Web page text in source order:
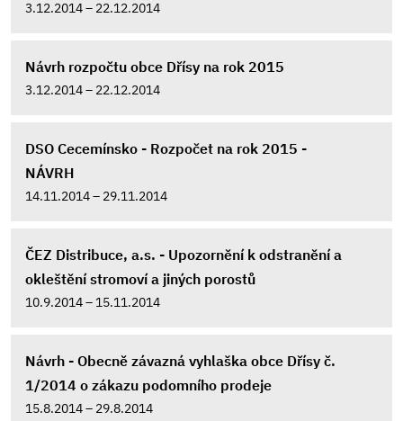
3.12.2014 – 22.12.2014
Návrh rozpočtu obce Dřísy na rok 2015
3.12.2014 – 22.12.2014
DSO Cecemínsko - Rozpočet na rok 2015 -
NÁVRH
14.11.2014 – 29.11.2014
ČEZ Distribuce, a.s. - Upozornění k odstranění a
okleštění stromoví a jiných porostů
10.9.2014 – 15.11.2014
Návrh - Obecně závazná vyhlaška obce Dřísy č.
1/2014 o zákazu podomního prodeje
15.8.2014 – 29.8.2014